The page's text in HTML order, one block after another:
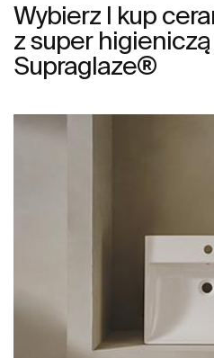
Wybierz I kup
z super higieniczą
Supraglaze®